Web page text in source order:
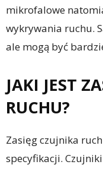
mikrofalowe
wykrywania ruchu.
ale mogą być
JAKI JEST
RUCHU?
Zasięg czujnika
specyfikacji.